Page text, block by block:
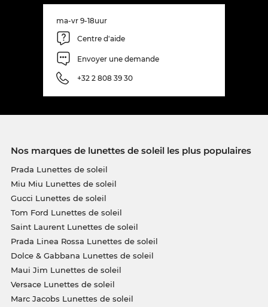
ma-vr 9-18uur
Centre d'aide
Envoyer une demande
+32 2 808 39 30
Nos marques de lunettes de soleil les plus populaires
Prada Lunettes de soleil
Miu Miu Lunettes de soleil
Gucci Lunettes de soleil
Tom Ford Lunettes de soleil
Saint Laurent Lunettes de soleil
Prada Linea Rossa Lunettes de soleil
Dolce & Gabbana Lunettes de soleil
Maui Jim Lunettes de soleil
Versace Lunettes de soleil
Marc Jacobs Lunettes de soleil